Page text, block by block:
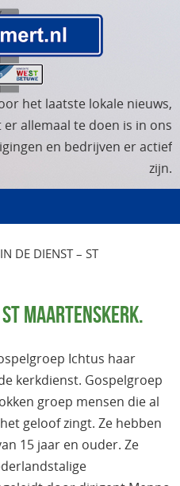
het laatste lokale nieuws,
allemaal te doen is in ons
en bedrijven er actief
zijn.
DE DIENST – ST
MAARTENSKERK.
Ichtus haar
kerkdienst. Gospelgroep
groep mensen die al
geloof zingt. Ze hebben
15 jaar en ouder. Ze